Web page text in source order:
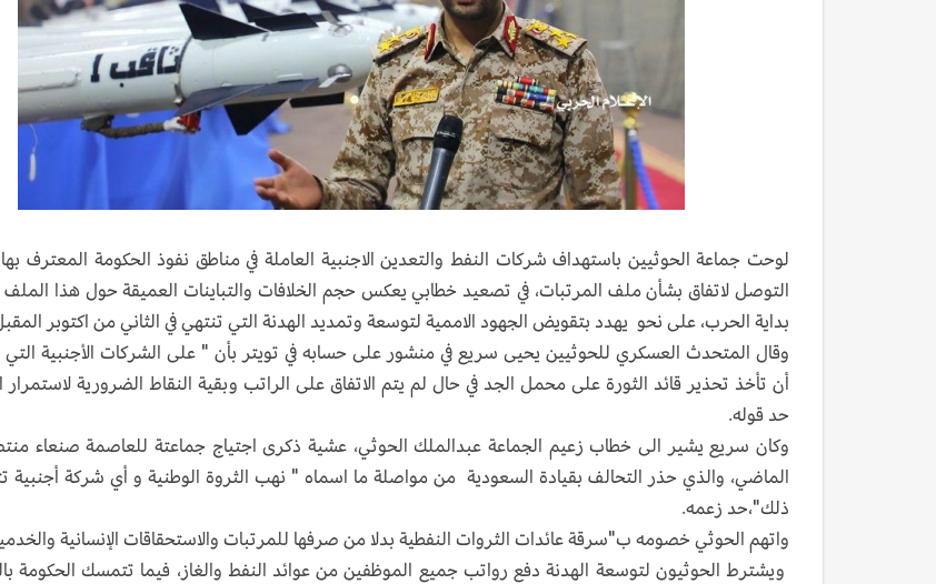
لوحت جماعة الحوثيين باستهداف شركات النفط والتعدين الاجنبية العاملة في مناطق نفوذ الحكومة المعترف
التوصل لاتفاق بشأن ملف المرتبات، في تصعيد خطابي يعكس حجم الخلافات والتباينات العميقة حول هذا الملف
بداية الحرب، على نحو يهدد بتقويض الجهود الاممية لتوسعة وتمديد الهدنة التي تنتهي في الثاني من اكتوبر
وقال المتحدث العسكري للحوثيين يحيى سريع في منشور على حسابه في تويتر بأن " على الشركات الأجنبية التي
أن تأخذ تحذير قائد الثورة على محمل الجد في حال لم يتم الاتفاق على الراتب وبقية النقاط الضرورية لاستمرار
حد قوله.
وكان سريع يشير الى خطاب زعيم الجماعة عبدالملك الحوثي، عشية ذكرى اجتياج جماعتة للعاصمة صنعاء
الماضي، والذي حذر التحالف بقيادة السعودية من مواصلة ما اسماه " نهب الثروة الوطنية و أي شركة أجنبية
ذلك"،حد زعمه.
واتهم الحوثي خصومه ب"سرقة عائدات الثروات النفطية بدلا من صرفها للمرتبات والاستحقاقات الإنسانية
ويشترط الحوثيون لتوسعة الهدنة دفع رواتب جميع الموظفين من عوائد النفط والغاز، فيما تتمسك الحكومة